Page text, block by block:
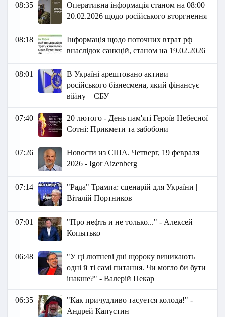
08:35
Оперативна інформація станом на 08:00
20.02.2026 щодо російського вторгнення
08:18
Інформація щодо поточних втрат рф
внаслідок санкцій, станом на 19.02.2026​​
08:01
В Україні арештовано активи
російського бізнесмена, який фінансує
війну – СБУ
07:40
20 лютого - День пам'яті Героїв Небесної
Сотні: Прикмети та забобони
07:26
Новости из США. Четверг, 19 февраля
2026 - Igor Aizenberg
07:14
"Рада" Трампа: сценарій для України |
Віталій Портников
07:01
"Про нефть и не только..." - Алексей
Копытько
06:48
"У ці лютневі дні щороку виникають
одні й ті самі питання. Чи могло би бути
інакше?" - Валерій Пекар
06:35
"Как причудливо тасуется колода!" -
Андрей Капустин